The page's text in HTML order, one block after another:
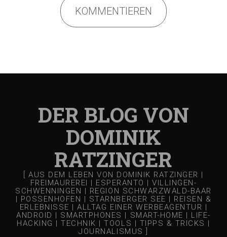
KOMMENTIEREN
DER BLOG VON
DOMINIK
RATZINGER
[ AUS DEM LEBEN VON DOMINIK RATZINGER |
FREIMAUREREI | ESPERANTO | VILLINGEN-
SCHWENNINGEN | REGION SCHWARZWALD-BAAR
| POSSENHOFEN | STARNBERGER SEE | REISEN &
ERLEBNISSE | ALLTAG EINER WERBEAGENTUR |
ANDROID | SMARTPHONES | SMART-HOME | LIFE-
HACKING | TECHNIK | TOOLS | TIPPS & TRICKS |
JOURNALISMUS ]